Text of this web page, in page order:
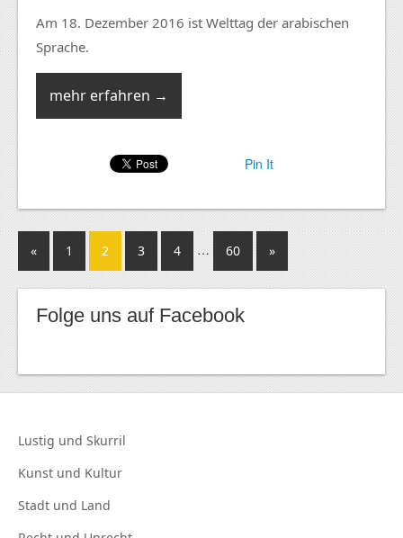
Am 18. Dezember 2016 ist Welttag der arabischen
Sprache.
mehr erfahren →
Pin It
« 1 2 3 4 … 60 »
Folge uns auf Facebook
Lustig und Skurril
Kunst und Kultur
Stadt und Land